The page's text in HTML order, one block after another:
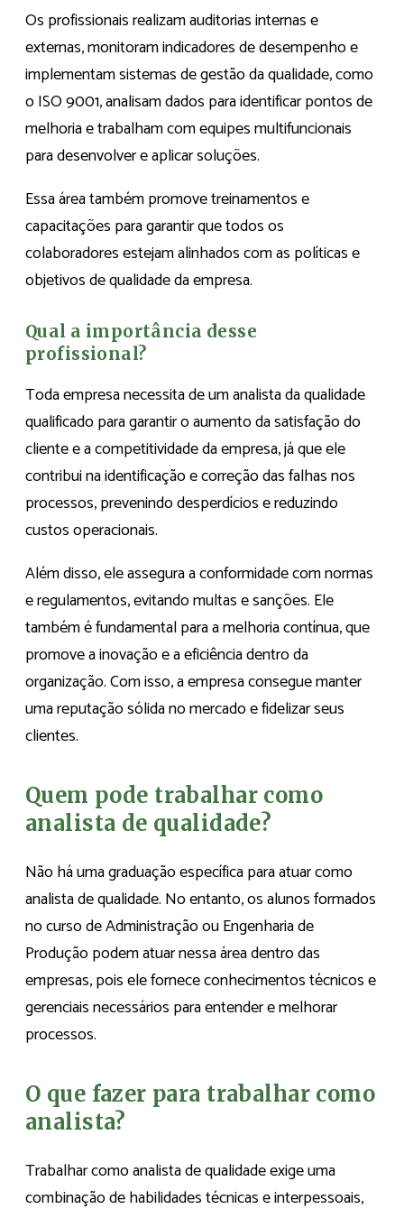
Os profissionais realizam auditorias internas e
externas, monitoram indicadores de desempenho e
implementam sistemas de gestão da qualidade, como
o ISO 9001, analisam dados para identificar pontos de
melhoria e trabalham com equipes multifuncionais
para desenvolver e aplicar soluções.
Essa área também promove treinamentos e
capacitações para garantir que todos os
colaboradores estejam alinhados com as políticas e
objetivos de qualidade da empresa.
Qual a importância desse
profissional?
Toda empresa necessita de um analista da qualidade
qualificado para garantir o aumento da satisfação do
cliente e a competitividade da empresa, já que ele
contribui na identificação e correção das falhas nos
processos, prevenindo desperdícios e reduzindo
custos operacionais.
Além disso, ele assegura a conformidade com normas
e regulamentos, evitando multas e sanções. Ele
também é fundamental para a melhoria contínua, que
promove a inovação e a eficiência dentro da
organização. Com isso, a empresa consegue manter
uma reputação sólida no mercado e fidelizar seus
clientes.
Quem pode trabalhar como
analista de qualidade?
Não há uma graduação específica para atuar como
analista de qualidade. No entanto, os alunos formados
no curso de Administração ou Engenharia de
Produção podem atuar nessa área dentro das
empresas, pois ele fornece conhecimentos técnicos e
gerenciais necessários para entender e melhorar
processos.
O que fazer para trabalhar como
analista?
Trabalhar como analista de qualidade exige uma
combinação de habilidades técnicas e interpessoais,